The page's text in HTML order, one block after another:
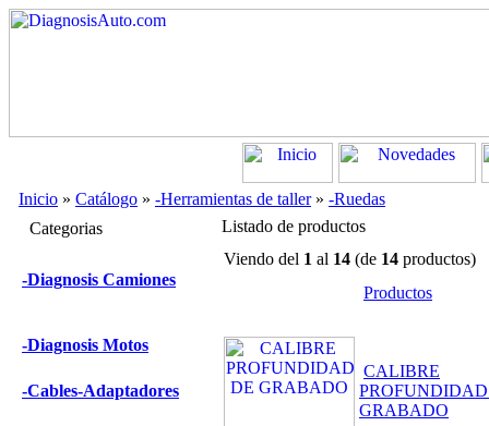
Inicio » Catálogo » -Herramientas de taller» -Ruedas
Categorias
-Diagnosis Camiones
-Diagnosis Motos
-Cables-Adaptadores
Listado de productos
Viendo del 1 al 14 (de 14 productos)
Productos
CALIBRE
GRABADO